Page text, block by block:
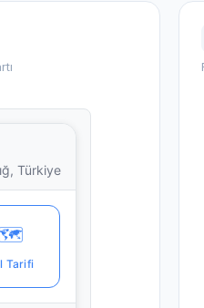
Türkiye
🗺️
Tarifi